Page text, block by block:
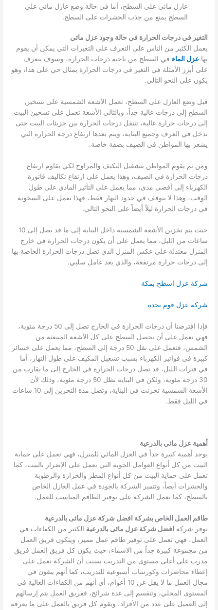
عازل مائي على السطح، أما في حالة وضع عازل مائي على
السطح يمنع من جذب الحشرات على السطح.
التغير في درجات الحرارة في حالة وجود عزل مائي
يعمل الكثير من الناس على التعرف على التغيرات التي يمكن أن يقوم
بهاعزل الماء في السطح من ناحية درجات الحرارة، وسوف نتعرف
على أبرز الأمثلة في التغير في درجات الحرارة بمثال حي على هذا، وهو
يكون على النحو التالي.
قبل وضع العازل على السطح، تعمل الأشعة الشمسية على تسخين
السطح إلى درجات عالية جداً، وبالتالي الأشعة تعمل على تسخين البيت
إلى درجات حرارة عالية، تنتقل درجات الحرارة بين جزيئات البيت حتى
تدخل في الغرف وجميع البناية، ويتم بعدها ارتفاع درجة الحرارة التي
يشعر بها المواطن في الصيف بصفة خاصة.
ومن ثم يقوم المواطن بتشغيل التكيف والمراوح لكي يقاوم ارتفاع
درجات الحرارة في الصيف، وهذا يعمل على ارتفاع تكاليف فاتورة
الكهرباء إلى أقصى مدى، مما يعمل على التأثير المادي على طول
الوقت، وهذا لا يتوقف في حدود النهار فقط، فهذا يعمل على السخونة
في درجات الحرارة ليلاً أيضاً على النحو التالي.
حيث يتم تخزين الأشعة الشمسية داخل البناية إلى ما قد يصل إلى 10
ساعات من الليل، مما يعمل على أن يكون درجات الحرارة في خارج
المنزل معتدلة على عكس المنزل الذي تصل درجات الحرارة الخاصة بها
إلى درجات حرارة مرتفعة، والذي يعد عامل سلبي.
شركة عزل اسطح بمكة
شركة عزل فوم بجدة
فإذا افترضنا أن درجات الحرارة في الخارج تصل إلى 50 درجة مئوية،
فهي تعمل على أن يحصل السطح على كل الأشعة المنبعثة من
الشمس، فتعمل على نقل 50 درجة إلى السطح، مما يعمل على خسائر
كبيرة في فواتير الكهرباء بسبب تشغيل المكيف على طول النهار، أما
في فترات الليل، قد تصل درجات الحرارة في الخارج إلى ما يقارب من
30 درجة مئوية، ولكن في البناية تظل 50 درجة مئوية، وذلك لأن
الأشعة الشمسية تخزنت في البناية، وتصل مدة التخزين إلى 10 ساعات
في الليل فقط.
أهمية عزل مائي بالدرعية
يوجد أهمية كبيرة جداً في العزل المائي للمنزل، فهي تعمل على حماية
البيت من كل أنواع العوامل الجوية التي تعمل على الإضرار بالبيت، كما
تعمل على حماية البيت من كل أنواع المطر والحرارة والرطوبة
والحشرات أيضاً، وتتميز الشركة بالجودة في عمل العازل الخاص
بالسطح، كما تعمل الشركة على توفير الطاقم المناسب للعمل.
طاقم العمل الخاص بشركة افضل شركة عزل مائى بالدرعية
توفر شركة افضل شركة عزل مائى بالدرعية الكثير من الكفاءات في
العمل، فهي تعمل على توفير طاقم عمل مميز، ويتكون فريق العمل
من مجموعة كبيرة جداً من الاسماء، حيث يكون كل فريق العمل فريق
مدرب على أعلى مستوى من التدريب بسبب أن الشركة تعمل على
إعطاء محاضرات وكورسات أسبوعية للتدريب، كما أنهم يبقون في
مجال العمل ما لا يقل عن 10 أعوام، أي أنهم من الكفاءات العالية في
المستوى المحلي، وتنقسم إلى عدة شرائح، ففريق العمل يتم إرسالهم
إلى العميل على عدد من الأفراد، ويقوم كل فريق بالعمل على ما يعرفه